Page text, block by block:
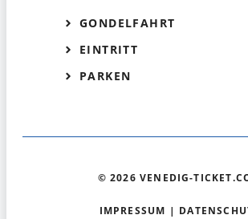
GONDELFAHRT
EINTRITT
PARKEN
© 2026 VENEDIG-
IMPRESSUM |